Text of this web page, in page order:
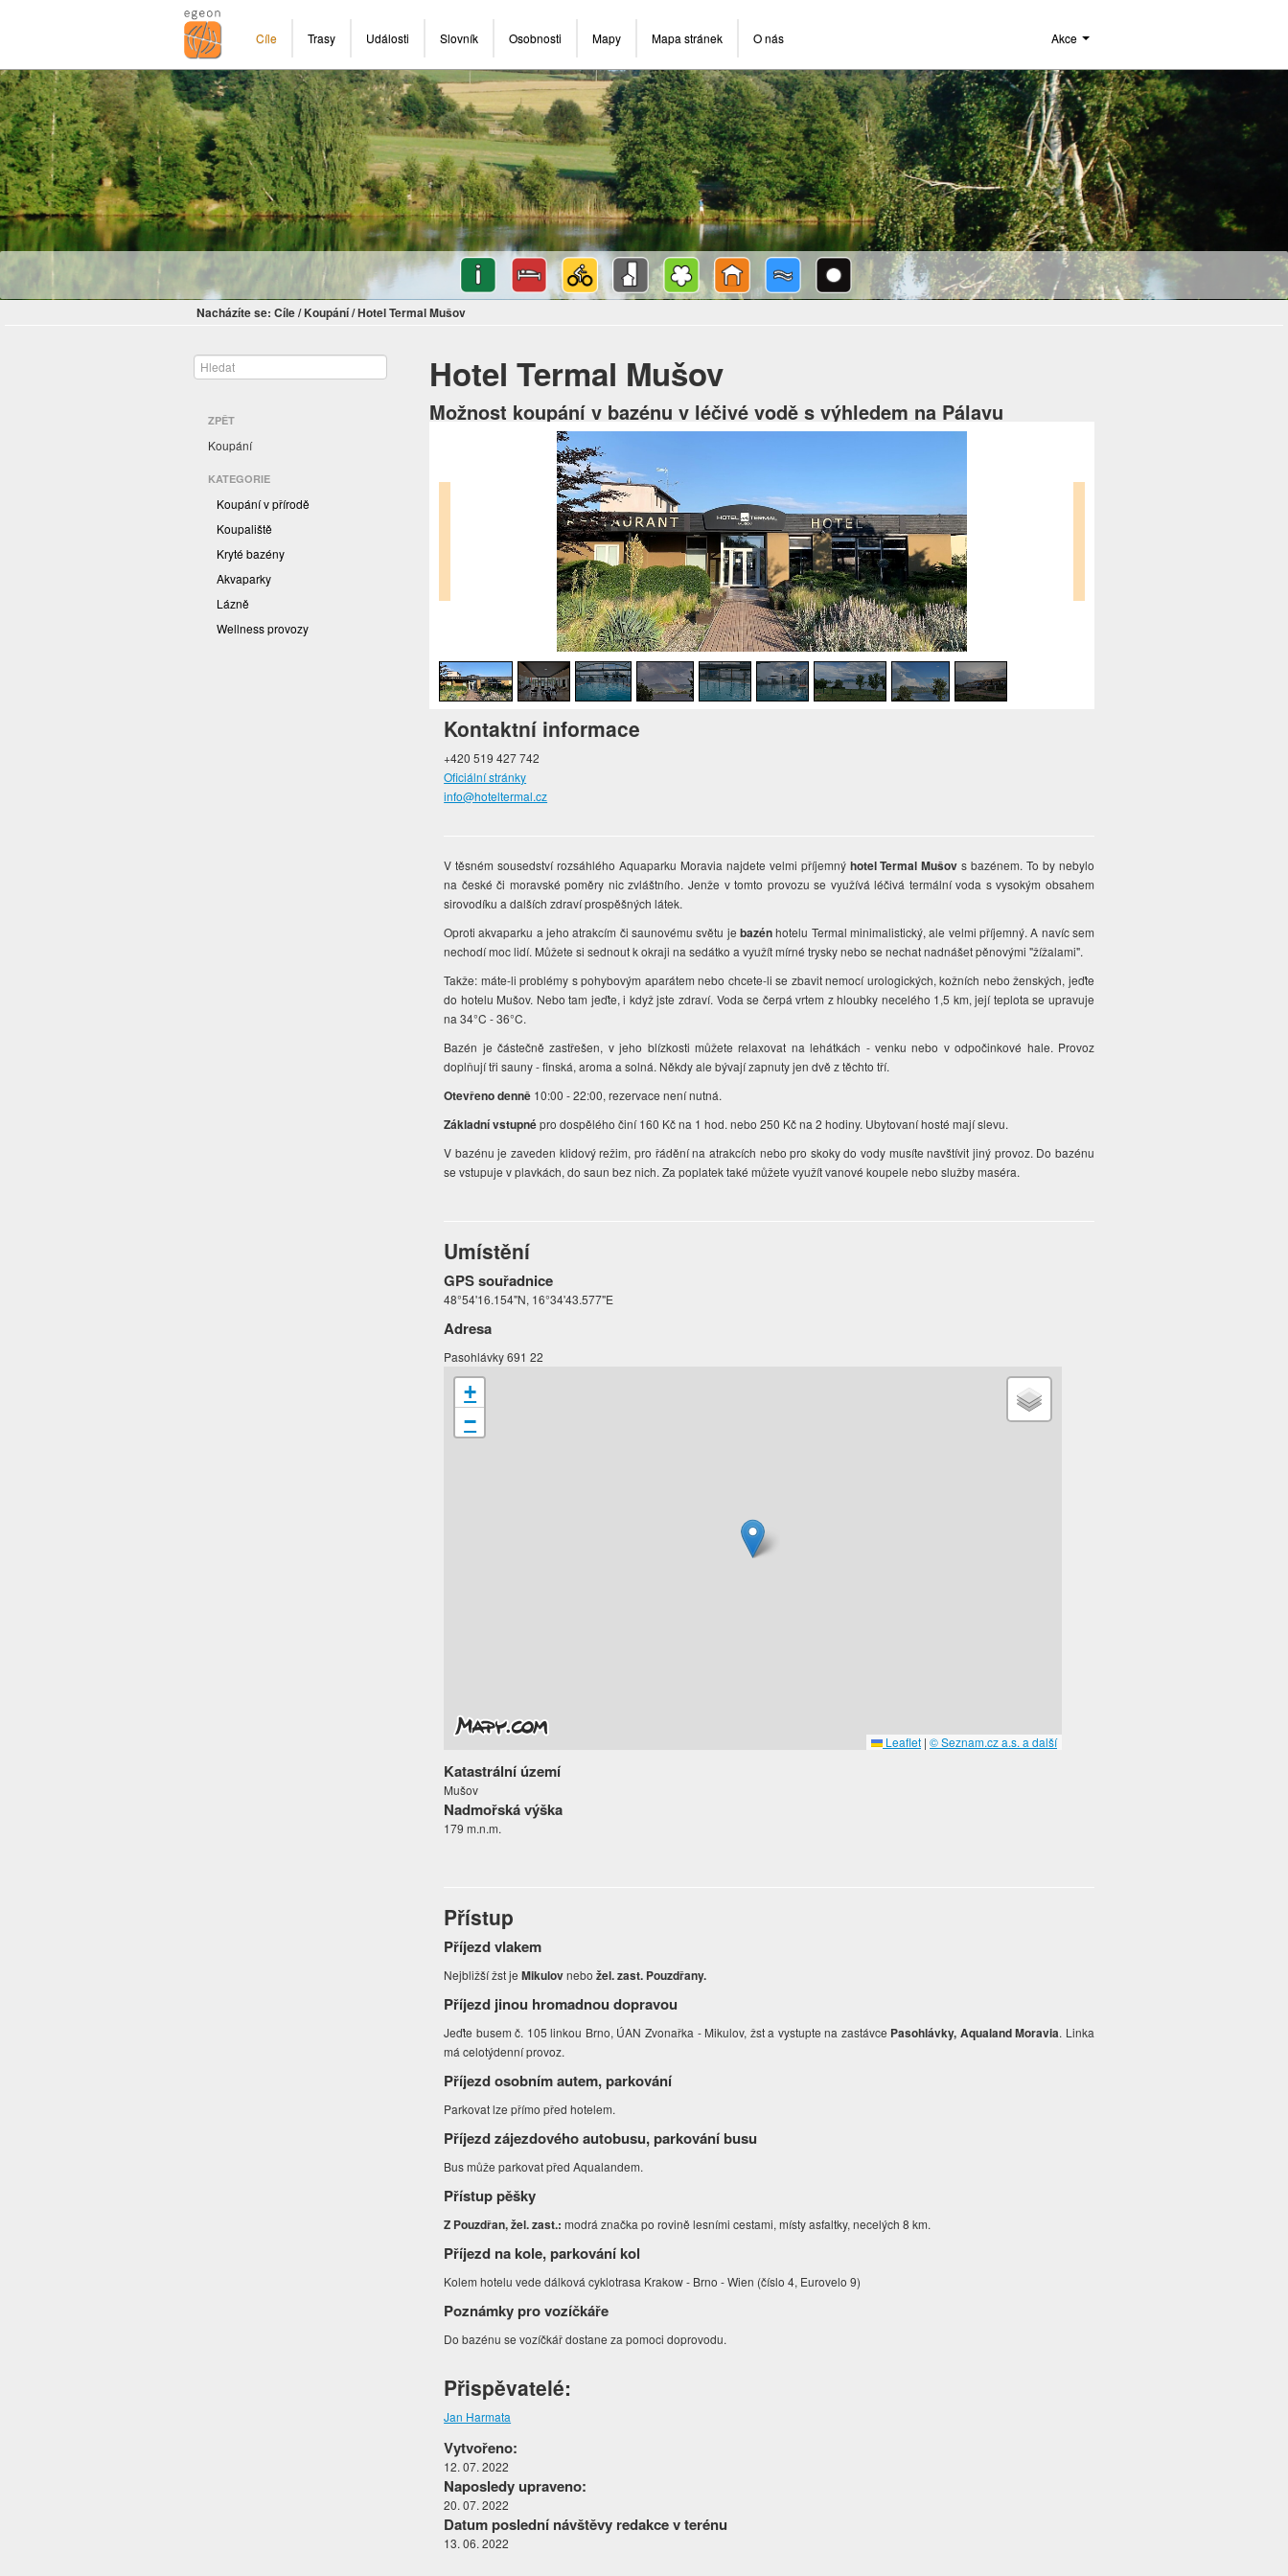
Cíle Trasy Události Slovník Osobnosti Mapy Mapa stránek O nás Akce
Nacházíte se: Cíle/ Koupání/Hotel Termal Mušov
ZPĚT
Koupání
KATEGORIE
Koupání v přírodě
Koupaliště
Kryté bazény
Akvaparky
Lázně
Wellness provozy
Hotel Termal Mušov
Možnost koupání v bazénu v léčivé vodě s výhledem na Pálavu
Kontaktní informace
+420 519 427 742
Oficiální stránky
info@hoteltermal.cz
V těsném sousedství rozsáhlého Aquaparku Moravia najdete velmi příjemný hotel Termal Mušov s bazénem. To by nebylo
na české či moravské poměry nic zvláštního. Jenže v tomto provozu se využívá léčivá termální voda s vysokým obsahem
sirovodíku a dalších zdraví prospěšných látek.
Oproti akvaparku a jeho atrakcím či saunovému světu jebazénhotelu Termal minimalistický, ale velmi příjemný. A navíc sem
nechodí moc lidí. Můžete si sednout k okraji na sedátko a využít mírné trysky nebo se nechat nadnášet pěnovými "žížalami".
Takže: máte-li problémy s pohybovým aparátem nebo chcete-li se zbavit nemocí urologických, kožních nebo ženských, jeďte
do hotelu Mušov. Nebo tam jeďte, i když jste zdraví. Voda se čerpá vrtem z hloubky necelého 1,5 km, její teplota se upravuje
na 34°C - 36°C.
Bazén je částečně zastřešen, v jeho blízkosti můžete relaxovat na lehátkách - venku nebo v odpočinkové hale. Provoz
doplňují tři sauny - finská, aroma a solná. Někdy ale bývají zapnuty jen dvě z těchto tří.
Otevřeno denně 10:00 - 22:00, rezervace není nutná.
Základní vstupnépro dospělého činí 160 Kč na 1 hod. nebo 250 Kč na 2 hodiny. Ubytovaní hosté mají slevu.
V bazénu je zaveden klidový režim, pro řádění na atrakcích nebo pro skoky do vody musíte navštívit jiný provoz. Do bazénu
se vstupuje v plavkách, do saun bez nich. Za poplatek také můžete využít vanové koupele nebo služby maséra.
Umístění
GPS souřadnice
48°54'16.154"N, 16°34'43.577"E
Adresa
Pasohlávky 691 22
+
−
Leaflet | © Seznam.cz a.s. a další
Katastrální území
Mušov
Nadmořská výška
179 m.n.m.
Přístup
Příjezd vlakem
Nejbližší žst jeMikulovnebožel. zast. Pouzdřany.
Příjezd jinou hromadnou dopravou
Jeďte busem č. 105 linkou Brno, ÚAN Zvonařka - Mikulov, žst a vystupte na zastávce Pasohlávky, Aqualand Moravia. Linka
má celotýdenní provoz.
Příjezd osobním autem, parkování
Parkovat lze přímo před hotelem.
Příjezd zájezdového autobusu, parkování busu
Bus může parkovat před Aqualandem.
Přístup pěšky
Z Pouzdřan, žel. zast.: modrá značka po rovině lesními cestami, místy asfaltky, necelých 8 km.
Příjezd na kole, parkování kol
Kolem hotelu vede dálková cyklotrasa Krakow - Brno - Wien (číslo 4, Eurovelo 9)
Poznámky pro vozíčkáře
Do bazénu se vozíčkář dostane za pomoci doprovodu.
Přispěvatelé:
Jan Harmata
Vytvořeno:
12. 07. 2022
Naposledy upraveno:
20. 07. 2022
Datum poslední návštěvy redakce v terénu
13. 06. 2022